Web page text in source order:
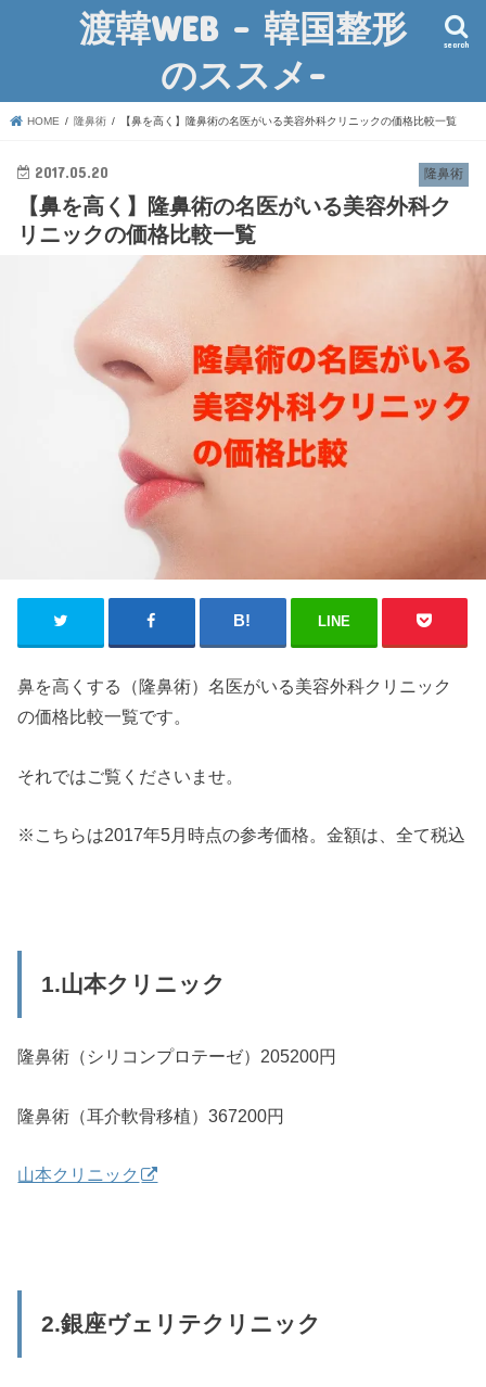
渡韓WEB – 韓国整形
のススメ-
search
HOME 隆鼻術 【鼻を高く】隆鼻術の名医がいる美容外科クリニックの価格比較一覧
隆鼻術
2017.05.20
【鼻を高く】隆鼻術の名医がいる美容外科ク
リニックの価格比較一覧
LINE
鼻を高くする（隆鼻術）名医がいる美容外科クリニック
の価格比較一覧です。
それではご覧くださいませ。
※こちらは2017年5月時点の参考価格。金額は、全て税込
1.山本クリニック
隆鼻術（シリコンプロテーゼ）205200円
隆鼻術（耳介軟骨移植）367200円
山本クリニック
2.銀座ヴェリテクリニック